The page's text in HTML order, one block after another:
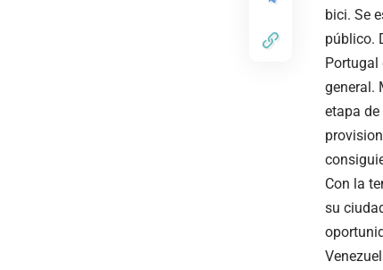
bici. Se
público.
Portugal
general.
etapa
Con la
su